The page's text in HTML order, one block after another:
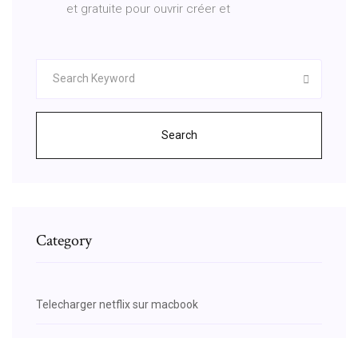
et gratuite pour ouvrir créer et
Search
Category
Telecharger netflix sur macbook